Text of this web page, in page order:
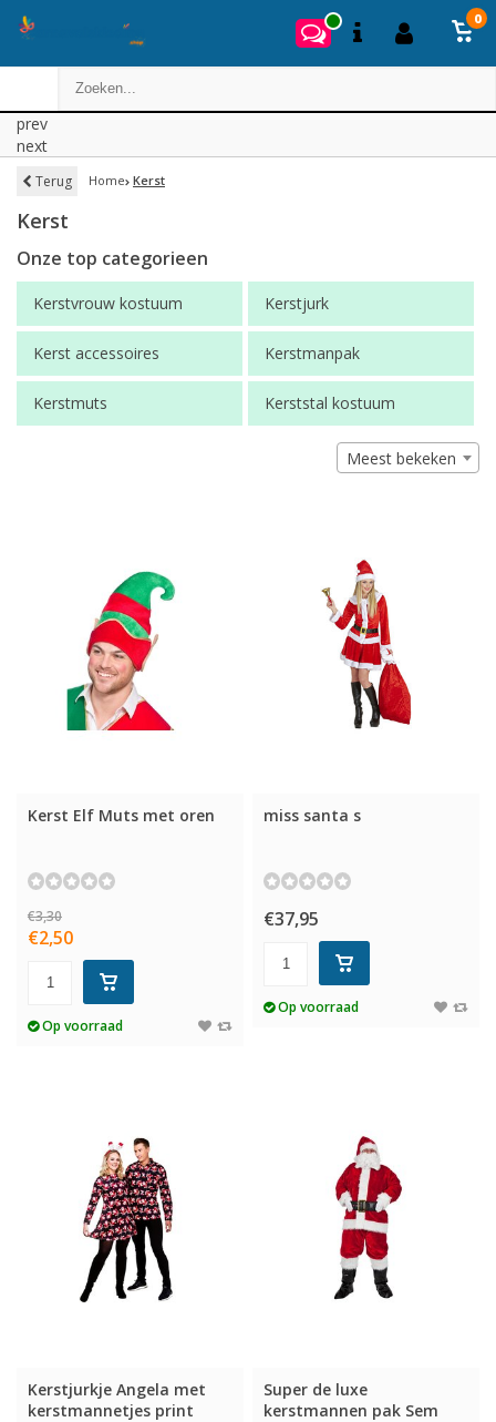
0
prev
next
Terug Home Kerst
Kerst
Onze top categorieen
Kerstvrouw kostuum Kerstjurk
Kerst accessoires Kerstmanpak
Kerstmuts Kerststal kostuum
Meest bekeken
Kerst Elf Muts met oren
€3,30
€2,50
Op voorraad
miss santa s
€37,95
Op voorraad
Kerstjurkje Angela met
kerstmannetjes print
Super de luxe
kerstmannen pak Sem